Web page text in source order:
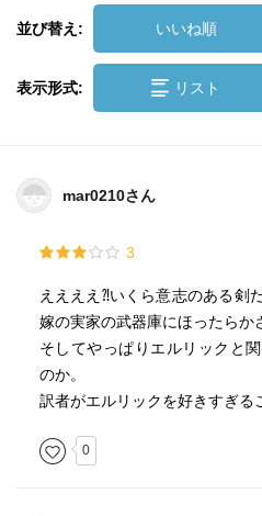
並び替え: いいね順
表示形式: リスト
mar0210さん
3
ええええ⁈いくら意志のある剣
嫁の実家の武器庫にほったらか
そしてやっぱりエルリックと
のか。
訳者がエルリックを好きすぎる
0